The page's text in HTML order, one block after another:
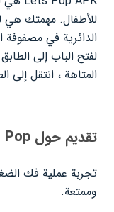
للأطفال. مهمتك هي
الدائرية في مصفوفة
لفتح الباب إلى
المتاهة ، انتقل إلى
تقديم حول Lets Pop
تجربة عملية فك
وممتعة.